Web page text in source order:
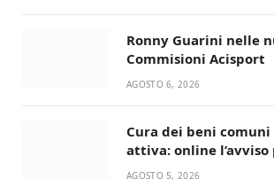
Ronny Guarini nelle
Commisioni Acisport
AGOSTO 6, 2026
Cura dei beni
attiva: online l’avviso
condivisa della
AGOSTO 5, 2026